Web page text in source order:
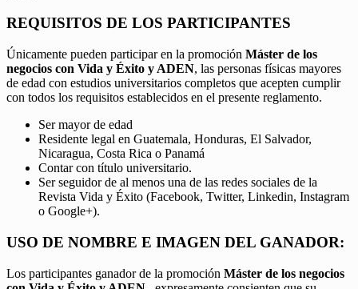
REQUISITOS DE LOS PARTICIPANTES
Únicamente pueden participar en la promoción Máster de los
negocios con Vida y Éxito y ADEN, las personas físicas mayores
de edad con estudios universitarios completos que acepten cumplir
con todos los requisitos establecidos en el presente reglamento.
Ser mayor de edad
Residente legal en Guatemala, Honduras, El Salvador,
Nicaragua, Costa Rica o Panamá
Contar con título universitario.
Ser seguidor de al menos una de las redes sociales de la
Revista Vida y Éxito (Facebook, Twitter, Linkedin, Instagram
o Google+).
USO DE NOMBRE E IMAGEN DEL GANADOR:
Los participantes ganador de la promoción Máster de los negocios